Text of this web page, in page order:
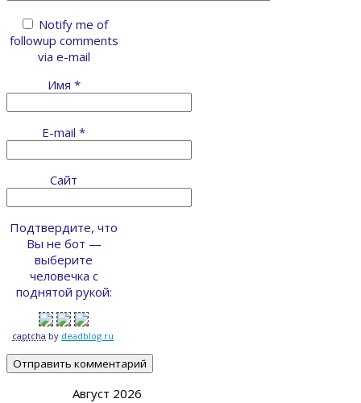
Notify me of
followup comments
via e-mail
Имя *
E-mail *
Сайт
Подтвердите, что
Вы не бот —
выберите
человечка с
поднятой рукой:
captcha by deadblog.ru
Август 2026